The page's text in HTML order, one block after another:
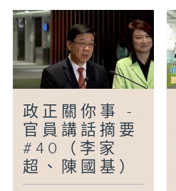
政正關你事 -
官員講話摘要
#40（李家
超、陳國基）